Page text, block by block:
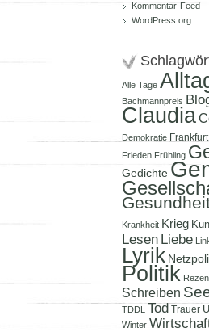
Kommentar-Feed
WordPress.org
Alle Tage
Bachmannpreis
Claudia
Demokratie Frankfurt
Frieden Frühling
Gedichte
Krankheit Krieg
Lesen Liebe
Lyrik
Politik
Schreiben
TDDL Tod Trauer
Winter